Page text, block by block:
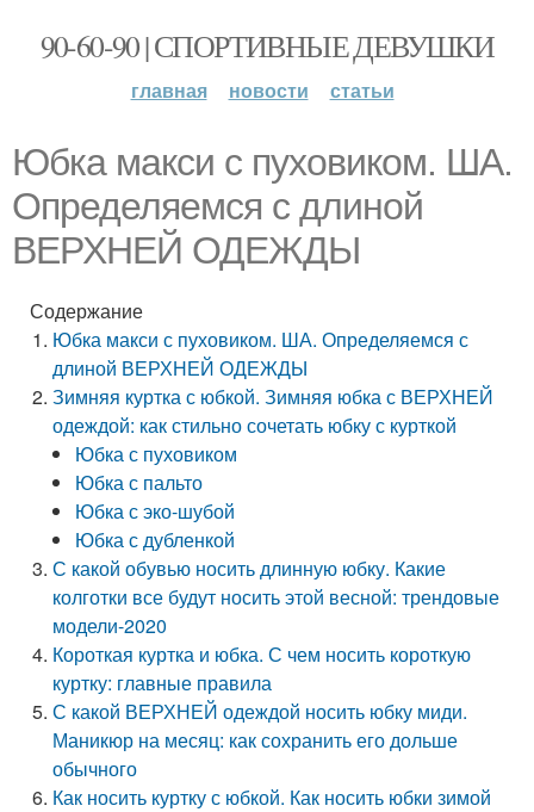
90-60-90 | СПОРТИВНЫЕ ДЕВУШКИ
главная новости статьи
Юбка макси с пуховиком. ША.
Определяемся с длиной
ВЕРХНЕЙ ОДЕЖДЫ
Содержание
Юбка макси с пуховиком. ША. Определяемся с
длиной ВЕРХНЕЙ ОДЕЖДЫ
Зимняя куртка с юбкой. Зимняя юбка с ВЕРХНЕЙ
одеждой: как стильно сочетать юбку с курткой
Юбка с пуховиком
Юбка с пальто
Юбка с эко-шубой
Юбка с дубленкой
С какой обувью носить длинную юбку. Какие
колготки все будут носить этой весной: трендовые
модели-2020
Короткая куртка и юбка. С чем носить короткую
куртку: главные правила
С какой ВЕРХНЕЙ одеждой носить юбку миди.
Маникюр на месяц: как сохранить его дольше
обычного
Как носить куртку с юбкой. Как носить юбки зимой